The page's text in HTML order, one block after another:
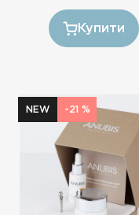
Купити
-21 %
NEW